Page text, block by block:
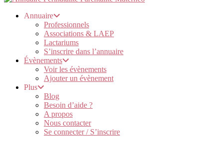
Annuaire
Professionnels
Associations & LAEP
Lactariums
S’inscrire dans l’annuaire
Évènements
Voir les évènements
Ajouter un évènement
Plus
Blog
Besoin d’aide ?
A propos
Nous contacter
Se connecter / S’inscrire